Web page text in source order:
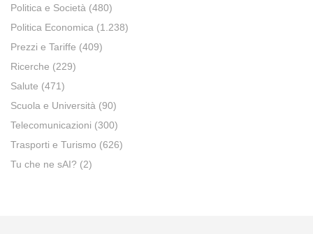
Politica e Società (480)
Politica Economica (1.238)
Prezzi e Tariffe (409)
Ricerche (229)
Salute (471)
Scuola e Università (90)
Telecomunicazioni (300)
Trasporti e Turismo (626)
Tu che ne sAI? (2)